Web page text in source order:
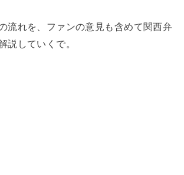
流れを、ファンの意見も含めて関西弁
説していくで。